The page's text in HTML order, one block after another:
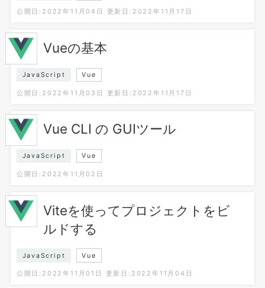
公開日:2022年11月04日 更新日:2022年11月17日
Vueの基本
JavaScript Vue
公開日:2022年11月03日 更新日:2022年11月17日
Vue CLI の GUIツール
JavaScript Vue
公開日:2022年11月02日
Viteを使ってプロジェクトをビ
ルドする
JavaScript Vue
公開日:2022年11月01日 更新日:2022年11月04日